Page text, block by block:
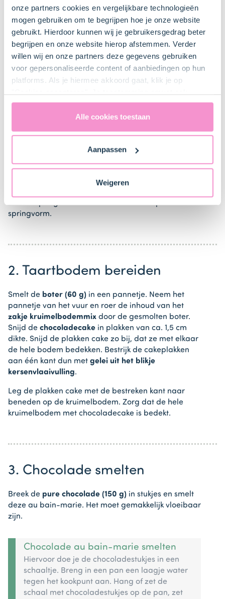
onze partners cookies en vergelijkbare technologieën
mogen gebruiken om te begrijpen hoe je onze website
gebruikt. Hierdoor kunnen wij je gebruikersgedrag beter
begrijpen en onze website hierop afstemmen. Verder
willen wij en onze partners deze gegevens gebruiken
voor gepersonaliseerde content of aanbiedingen op hun
platforms. Als je hiermee akkoord gaat, klik je op
uitdrukkelijk een eventuele gegevensoverdracht naar de
Verenigde Staten in de zin van artikel 49 AVG. Raadpleeg
ons
naar technology providers en partners in de Verenigde
Staten. Je kunt op elk moment van gedachten
Alle cookies toestaan
Aanpassen
Weigeren
Steelpan
Bestel gemakkelijk en snel je bakproducten
bij ons zusje DeLeuksteTaartenshop.
1. Voorbereiden
springvorm.
2. Taartbodem bereiden
Smelt de boter (60 g) in een pannetje. Neem het
pannetje van het vuur en roer de inhoud van het
zakje kruimelbodemmix door de gesmolten boter.
Snijd de chocoladecake in plakken van ca. 1,5 cm
dikte. Snijd de plakken cake zo bij, dat ze met elkaar
de hele bodem bedekken. Bestrijk de cakeplakken
aan één kant dun met gelei uit het blikje
kersenvlaaivulling.
Leg de plakken cake met de bestreken kant naar
beneden op de kruimelbodem. Zorg dat de hele
kruimelbodem met chocoladecake is bedekt.
3. Chocolade smelten
Breek de pure chocolade (150 g) in stukjes en smelt
deze au bain-marie. Het moet gemakkelijk vloeibaar
zijn.
Chocolade au bain-marie smelten
Hiervoor doe je de chocoladestukjes in een
schaaltje. Breng in een pan een laagje water
tegen het kookpunt aan. Hang of zet de
schaal met chocoladestukjes op de pan, zet